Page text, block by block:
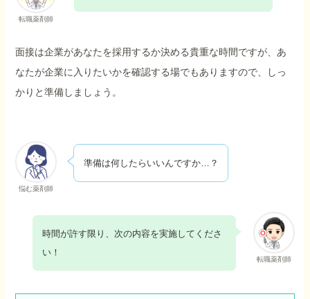
転職薬剤師
面接は企業があなたを採用するか決める貴重な時間ですが、あ
なたが企業に入りたいかを確認する場でもありますので、しっ
かりと準備しましょう。
悩む薬剤師
準備は何したらいいんですか…？
転職薬剤師
時間が許す限り、次の内容を実施してくださ
い！